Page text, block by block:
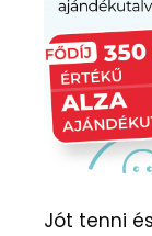
Jót tenni